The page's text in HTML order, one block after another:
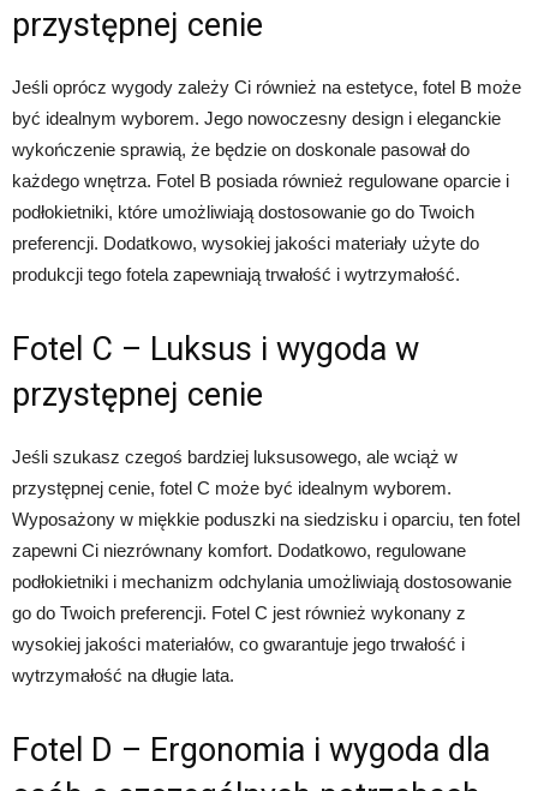
przystępnej cenie
Jeśli oprócz wygody zależy Ci również na estetyce, fotel B może
być idealnym wyborem. Jego nowoczesny design i eleganckie
wykończenie sprawią, że będzie on doskonale pasował do
każdego wnętrza. Fotel B posiada również regulowane oparcie i
podłokietniki, które umożliwiają dostosowanie go do Twoich
preferencji. Dodatkowo, wysokiej jakości materiały użyte do
produkcji tego fotela zapewniają trwałość i wytrzymałość.
Fotel C – Luksus i wygoda w
przystępnej cenie
Jeśli szukasz czegoś bardziej luksusowego, ale wciąż w
przystępnej cenie, fotel C może być idealnym wyborem.
Wyposażony w miękkie poduszki na siedzisku i oparciu, ten fotel
zapewni Ci niezrównany komfort. Dodatkowo, regulowane
podłokietniki i mechanizm odchylania umożliwiają dostosowanie
go do Twoich preferencji. Fotel C jest również wykonany z
wysokiej jakości materiałów, co gwarantuje jego trwałość i
wytrzymałość na długie lata.
Fotel D – Ergonomia i wygoda dla